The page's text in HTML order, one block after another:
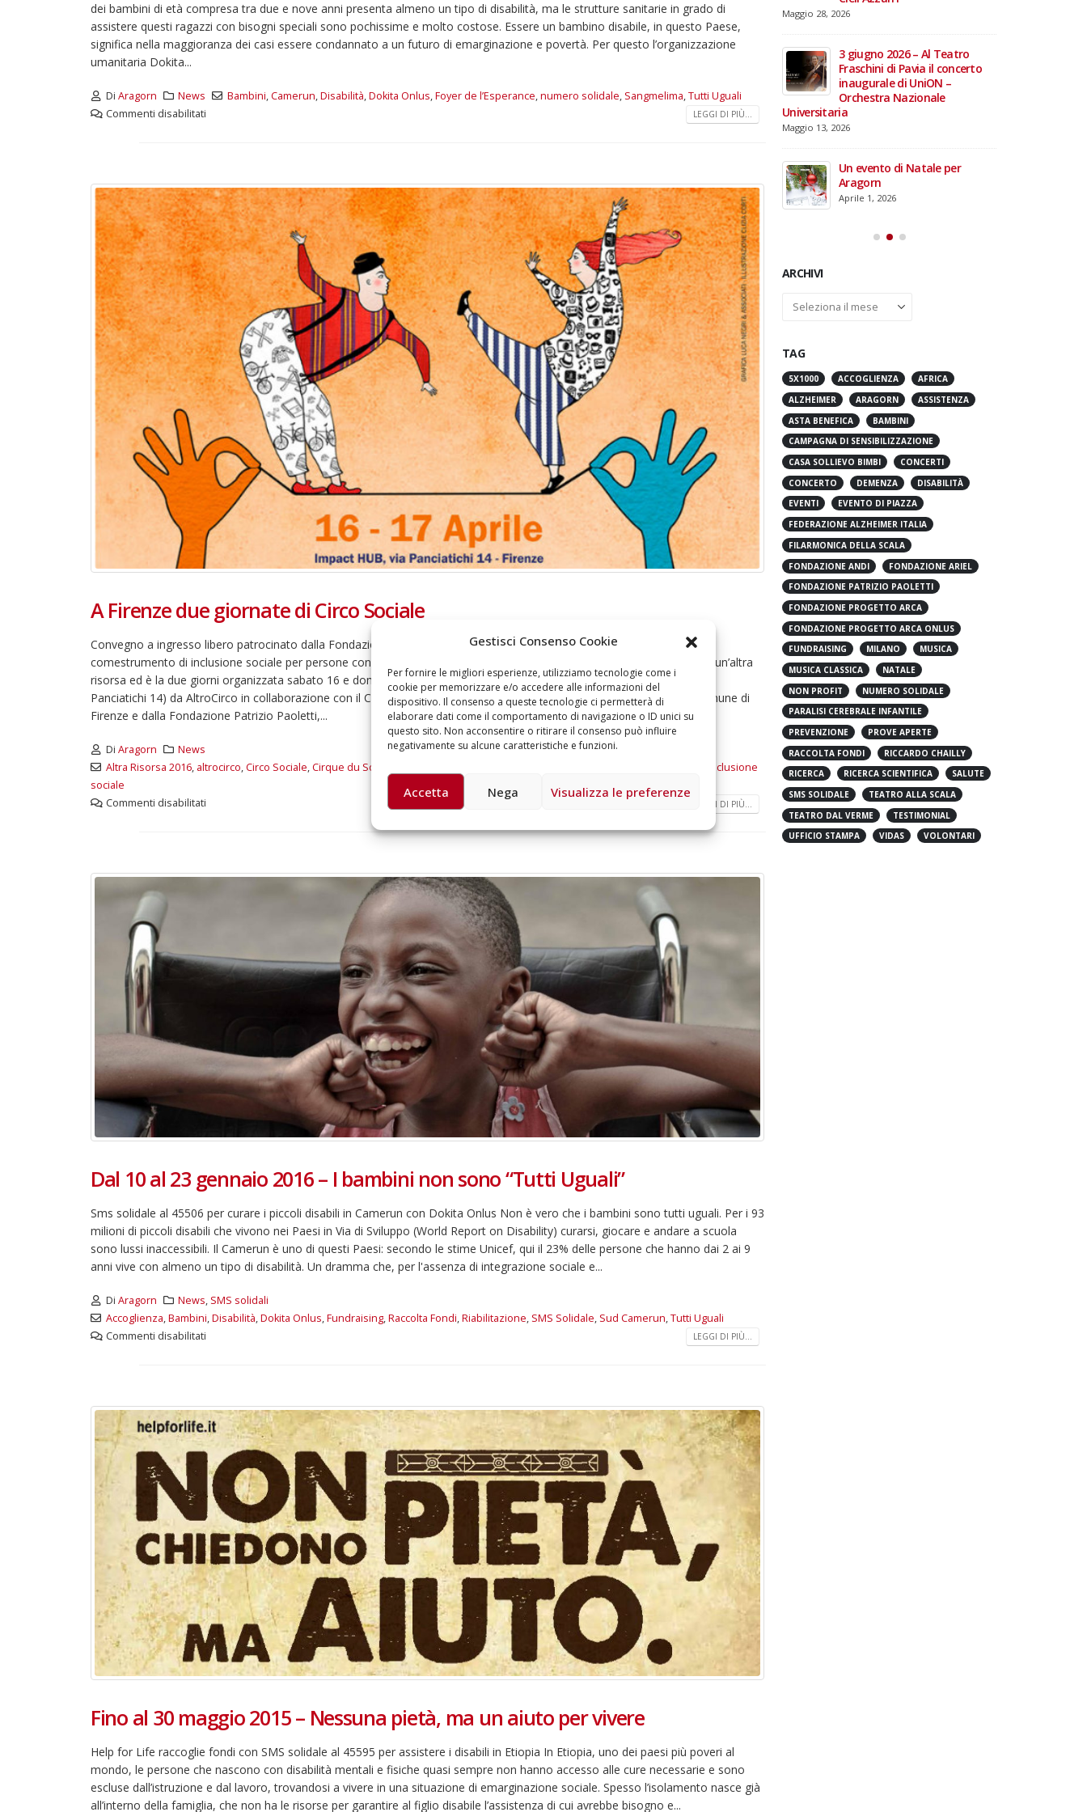
Gestisci Consenso Cookie
Per fornire le migliori esperienze, utilizziamo tecnologie come i
cookie per memorizzare e/o accedere alle informazioni del
dispositivo. Il consenso a queste tecnologie ci permetterà di
elaborare dati come il comportamento di navigazione o ID unici su
questo sito. Non acconsentire o ritirare il consenso può influire
negativamente su alcune caratteristiche e funzioni.
Accetta Nega Visualizza le preferenze
dei bambini di età compresa tra due e nove anni presenta almeno un tipo di disabilità, ma le strutture sanitarie in grado di
assistere questi ragazzi con bisogni speciali sono pochissime e molto costose. Essere un bambino disabile, in questo Paese,
significa nella maggioranza dei casi essere condannato a un futuro di emarginazione e povertà. Per questo l’organizzazione
umanitaria Dokita...
Di Aragorn News Bambini,Camerun,Disabilità,Dokita Onlus,Foyer de l’Esperance,numero solidale, Sangmelima,Tutti Uguali
Commenti disabilitati
LEGGI DI PIÙ...
A Firenze due giornate di Circo Sociale
Convegno a ingresso libero patrocinato dalla Fondazione Paoletti Un convegno internazionale dedicato alle arti circensi
comestrumento di inclusione sociale per persone con diverso tipo di disabilità, fisica o mentale. Si intitola Circo sociale: un’altra
risorsa ed è la due giorni organizzata sabato 16 e domenica 17 aprile a Firenze, dalle 9 alle 18, presso l’Impact Hub (via
Panciatichi 14) da AltroCirco in collaborazione con il Cirque du Soleil. L’iniziativa, a ingresso libero, è patrocinata dal Comune di
Firenze e dalla Fondazione Patrizio Paoletti,...
Di Aragorn
News
Altra Risorsa 2016, altrocirco,Circo Sociale,Cirque du Soleil
Inclusione
sociale
Commenti disabilitati
LEGGI DI PIÙ...
Dal 10 al 23 gennaio 2016 – I bambini non sono “Tutti Uguali”
Sms solidale al 45506 per curare i piccoli disabili in Camerun con Dokita Onlus Non è vero che i bambini sono tutti uguali. Per i 93
milioni di piccoli disabili che vivono nei Paesi in Via di Sviluppo (World Report on Disability) curarsi, giocare e andare a scuola
sono lussi inaccessibili. Il Camerun è uno di questi Paesi: secondo le stime Unicef, qui il 23% delle persone che hanno dai 2 ai 9
anni vive con almeno un tipo di disabilità. Un dramma che, per l'assenza di integrazione sociale e...
Di Aragorn News, SMS solidali
Accoglienza,Bambini,Disabilità,Dokita Onlus,Fundraising,Raccolta Fondi,Riabilitazione, SMS Solidale, Sud Camerun,Tutti Uguali
Commenti disabilitati
LEGGI DI PIÙ...
Fino al 30 maggio 2015 – Nessuna pietà, ma un aiuto per vivere
Help for Life raccoglie fondi con SMS solidale al 45595 per assistere i disabili in Etiopia In Etiopia, uno dei paesi più poveri al
mondo, le persone che nascono con disabilità mentali e fisiche quasi sempre non hanno accesso alle cure necessarie e sono
escluse dall’istruzione e dal lavoro, trovandosi a vivere in una situazione di emarginazione sociale. Spesso l’isolamento nasce già
all’interno della famiglia, che non ha le risorse per garantire al figlio disabile l’assistenza di cui avrebbe bisogno e...
Maggio 28, 2026
3 giugno 2026 – Al Teatro
Orchestra Nazionale
Universitaria
Aragorn
Aprile 1, 2026
domiciliare
Marzo 17, 2026
5 ottobre 2026 – “Jannacci… e
dintorni” per festeggiare i 15
18 e 19 dicembre 2026 –
Giugno 15, 2026
Maggio 28, 2026
3 giugno 2026 – Al Teatro
Fraschini di Pavia il concerto
inaugurale di UniON –
Orchestra Nazionale
Universitaria
Maggio 13, 2026
Un evento di Natale per
Aragorn
Aprile 1, 2026
ARCHIVI
Archivi
TAG
5X1000 ACCOGLIENZA
AFRICA
ALZHEIMER
ARAGORN
ASSISTENZA
ASTA BENEFICA
BAMBINI
CAMPAGNA DI SENSIBILIZZAZIONE
CASA SOLLIEVO BIMBI
CONCERTI
CONCERTO
DEMENZA
DISABILITÀ
EVENTI
EVENTO DI PIAZZA
FEDERAZIONE ALZHEIMER ITALIA
FILARMONICA DELLA SCALA
FONDAZIONE ANDI
FONDAZIONE ARIEL
FONDAZIONE PATRIZIO PAOLETTI
FONDAZIONE PROGETTO ARCA
FONDAZIONE PROGETTO ARCA ONLUS
FUNDRAISING
MILANO
MUSICA
MUSICA CLASSICA
NATALE
NON PROFIT
NUMERO SOLIDALE
PARALISI CEREBRALE INFANTILE
PREVENZIONE
PROVE APERTE
RACCOLTA FONDI
RICCARDO CHAILLY
RICERCA
RICERCA SCIENTIFICA
SALUTE
SMS SOLIDALE
TEATRO ALLA SCALA
TEATRO DAL VERME
TESTIMONIAL
UFFICIO STAMPA
VIDAS VOLONTARI